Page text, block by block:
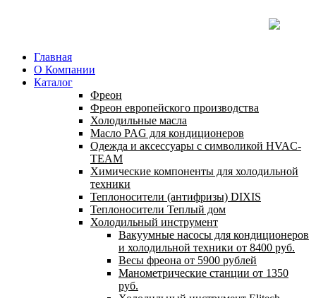
Главная
О Компании
Каталог
Фреон
Фреон европейского производства
Холодильные масла
Масло PAG для кондиционеров
Одежда и аксессуары с символикой HVAC-
TEAM
Химические компоненты для холодильной
техники
Теплоносители (антифризы) DIXIS
Теплоносители Теплый дом
Холодильный инструмент
Вакуумные насосы для кондиционеров
и холодильной техники от 8400 руб.
Весы фреона от 5900 рублей
Манометрические станции от 1350
руб.